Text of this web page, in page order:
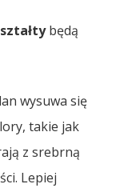
będą
wysuwa się
takie jak
z srebrną
Lepiej